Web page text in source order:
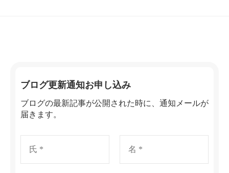
ブログ更新通知お申し込み
ブログの最新記事が公開された時に、通知メールが
届きます。